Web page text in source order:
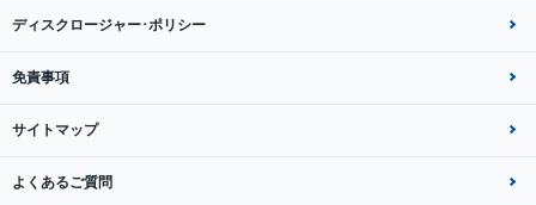
ディスクロージャー･ポリシー
免責事項
サイトマップ
よくあるご質問